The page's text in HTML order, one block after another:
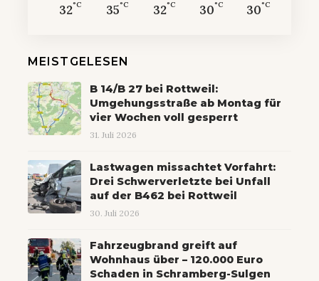
32°C 35°C 32°C 30°C 30°C
MEISTGELESEN
B 14/B 27 bei Rottweil:
Umgehungsstraße ab Montag für
vier Wochen voll gesperrt
31. Juli 2026
Lastwagen missachtet Vorfahrt:
Drei Schwerverletzte bei Unfall
auf der B462 bei Rottweil
30. Juli 2026
Fahrzeugbrand greift auf
Wohnhaus über – 120.000 Euro
Schaden in Schramberg-Sulgen